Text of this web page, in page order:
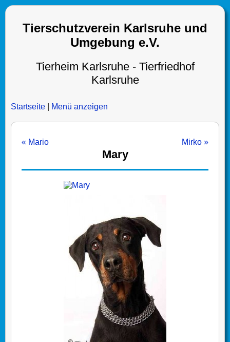
Tierschutzverein Karlsruhe und
Umgebung e.V.
Tierheim Karlsruhe - Tierfriedhof
Karlsruhe
Startseite Menü anzeigen
« Mario Mirko »
Mary